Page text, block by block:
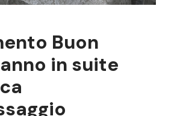
Buon
in suite